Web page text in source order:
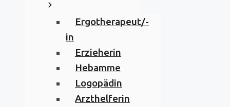
Ergotherapeut/-
in
Erzieherin
Hebamme
Logopädin
Arzthelferin